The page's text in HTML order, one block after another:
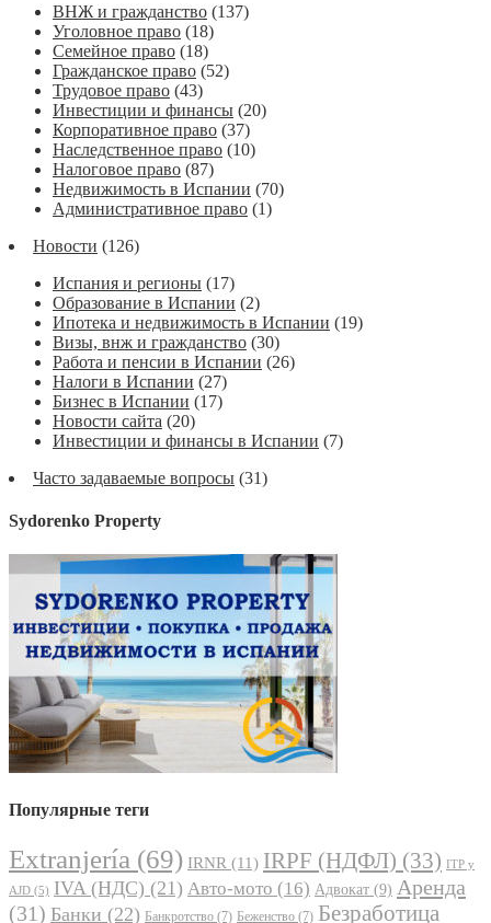
ВНЖ и гражданство (137)
Уголовное право (18)
Семейное право (18)
Гражданское право (52)
Трудовое право (43)
Инвестиции и финансы (20)
Корпоративное право (37)
Наследственное право (10)
Налоговое право (87)
Недвижимость в Испании (70)
Административное право (1)
Новости (126)
Испания и регионы (17)
Образование в Испании (2)
Ипотека и недвижимость в Испании (19)
Визы, внж и гражданство (30)
Работа и пенсии в Испании (26)
Налоги в Испании (27)
Бизнес в Испании (17)
Новости сайта (20)
Инвестиции и финансы в Испании (7)
Часто задаваемые вопросы (31)
Sydorenko Property
Популярные теги
Extranjería (69) IRNR (11) IRPF (НДФЛ) (33) ITP y
AJD (5) IVA (НДС) (21) Авто-мото (16) Адвокат (9) Аренда
(31) Банки (22) Банкротство (7) Беженство (7) Безработица